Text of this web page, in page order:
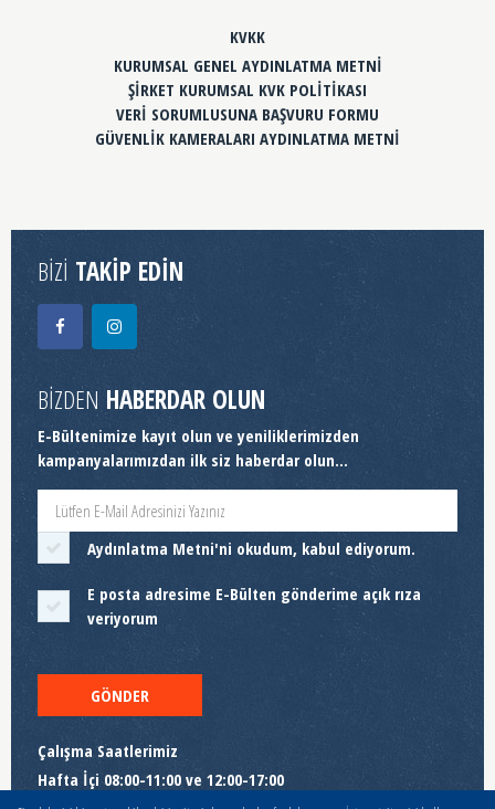
KVKK
KURUMSAL GENEL AYDINLATMA METNİ
ŞİRKET KURUMSAL KVK POLİTİKASI
VERİ SORUMLUSUNA BAŞVURU FORMU
GÜVENLİK KAMERALARI AYDINLATMA METNİ
BİZİ TAKİP EDİN
BİZDEN HABERDAR OLUN
E-Bültenimize kayıt olun ve yeniliklerimizden
kampanyalarımızdan ilk siz haberdar olun...
Aydınlatma Metni'ni okudum, kabul ediyorum.
E posta adresime E-Bülten gönderime açık rıza
veriyorum
GÖNDER
Çalışma Saatlerimiz
Hafta İçi 08:00-11:00 ve 12:00-17:00